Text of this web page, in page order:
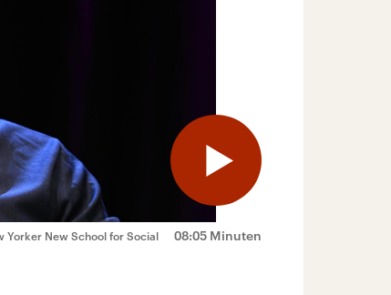
08:05 Minuten
Yorker New School for Social